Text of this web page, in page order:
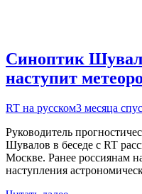
Синоптик
наступит
RT на русском3 месяца
Руководитель
Шувалов в беседе с RT
Москве. Ранее россиянам
наступления